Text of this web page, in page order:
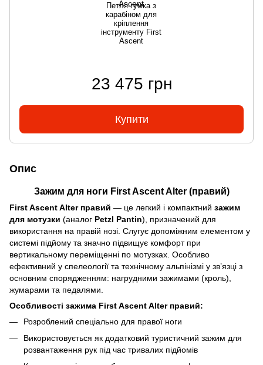
Петля-гумка з
карабіном для
кріплення
інструменту First
Ascent
23 475 грн
Купити
Опис
Зажим для ноги First Ascent Alter (правий)
First Ascent Alter правий — це легкий і компактний зажим
для мотузки (аналог Petzl Pantin), призначений для
використання на правій нозі. Слугує допоміжним елементом у
системі підйому та значно підвищує комфорт при
вертикальному переміщенні по мотузках. Особливо
ефективний у спелеології та технічному альпінізмі у зв’язці з
основним спорядженням: нагрудними зажимами (кроль),
жумарами та педалями.
Особливості зажима First Ascent Alter правий:
Розроблений спеціально для правої ноги
Використовується як додатковий туристичний зажим для
розвантаження рук під час тривалих підйомів